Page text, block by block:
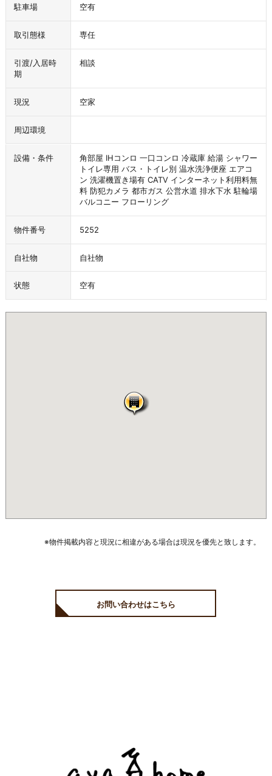
駐車場 空有
取引態様 専任
引渡/入居時
期
相談
現況 空家
周辺環境
設備・条件 角部屋 IHコンロ 一口コンロ 冷蔵庫 給湯 シャワー
トイレ専用 バス・トイレ別 温水洗浄便座 エアコ
ン 洗濯機置き場有 CATV インターネット利用料無
料 防犯カメラ 都市ガス 公営水道 排水下水 駐輪場
バルコニー フローリング
物件番号 5252
自社物 自社物
状態 空有
※物件掲載内容と現況に相違がある場合は現況を優先と致します。
お問い合わせはこちら